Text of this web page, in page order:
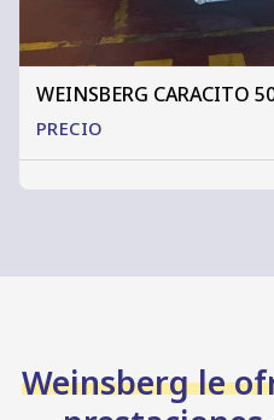
WEINSBERG CARACITO
PRECIO
Weinsberg le